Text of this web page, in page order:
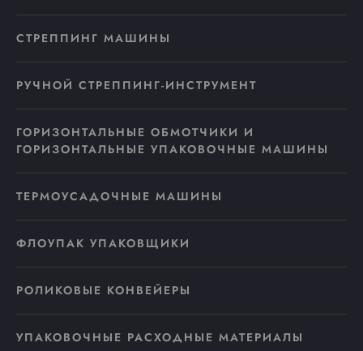
СТРЕППИНГ МАШИНЫ
РУЧНОЙ СТРЕППИНГ-ИНСТРУМЕНТ
ГОРИЗОНТАЛЬНЫЕ ОБМОТЧИКИ И
ГОРИЗОНТАЛЬНЫЕ УПАКОВОЧНЫЕ МАШИНЫ
ТЕРМОУСАДОЧНЫЕ МАШИНЫ
ФЛОУПАК УПАКОВЩИКИ
РОЛИКОВЫЕ КОНВЕЙЕРЫ
УПАКОВОЧНЫЕ РАСХОДНЫЕ МАТЕРИАЛЫ